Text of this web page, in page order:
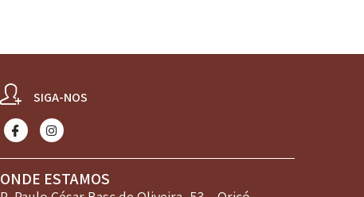
SIGA-NOS
ONDE ESTAMOS